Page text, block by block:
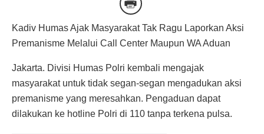
Kadiv Humas Ajak Masyarakat Tak Ragu Laporkan Aksi
Premanisme Melalui Call Center Maupun WA Aduan
Jakarta. Divisi Humas Polri kembali mengajak
masyarakat untuk tidak segan-segan mengadukan aksi
premanisme yang meresahkan. Pengaduan dapat
dilakukan ke hotline Polri di 110 tanpa terkena pulsa.